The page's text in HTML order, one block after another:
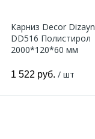
Карниз Decor Dizayn
DD516 Полистирол
2000*120*60 мм
1 522 руб. / шт